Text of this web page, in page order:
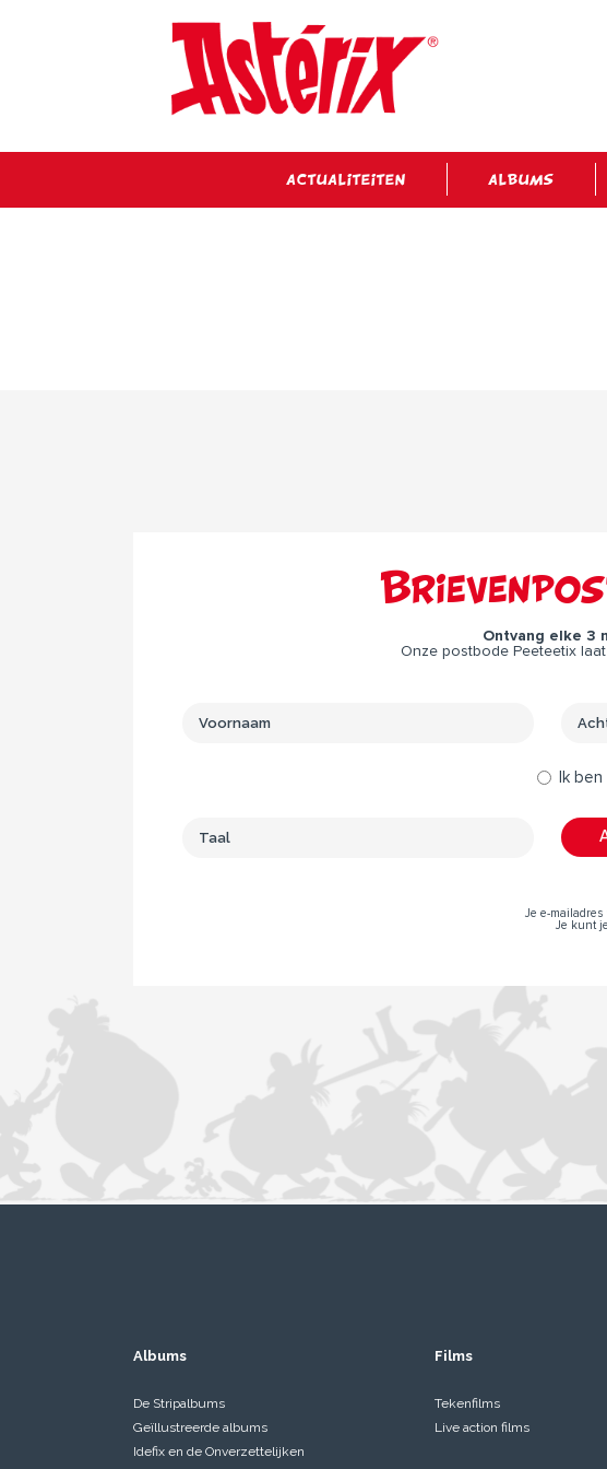
ACTUALITEITEN ALBUMS
Ontvang elke 3
Onze postbode Peeteetix
Ik
Je e-
Je kunt
Albums
De Stripalbums
Geïllustreerde albums
Idefix en de Onverzettelijken
Films
Tekenfilms
Live action films